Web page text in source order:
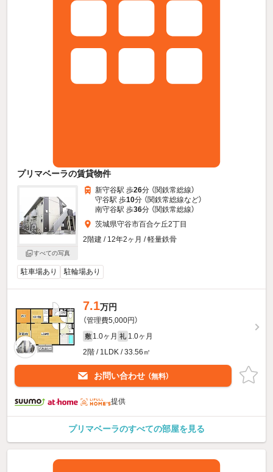
プリマベーラの賃貸物件
すべての写真
新守谷駅 歩26分 （関鉄常総線）
守谷駅 歩10分 （関鉄常総線など）
南守谷駅 歩36分 （関鉄常総線）
茨城県守谷市百合ケ丘2丁目
2階建 / 12年2ヶ月 / 軽量鉄骨
駐車場あり 駐輪場あり
7.1万円
（管理費5,000円）
敷 1.0ヶ月 礼 1.0ヶ月
2階 / 1LDK / 33.56㎡
お問い合わせ （無料）
提供
プリマベーラのすべての部屋を見る